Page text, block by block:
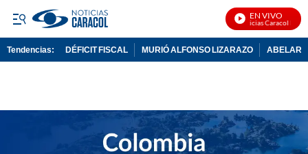
EN VIVO
Noticias Caracol En
Tendencias: DÉFICIT FISCAL MURIÓ ALFONSO LIZARAZO